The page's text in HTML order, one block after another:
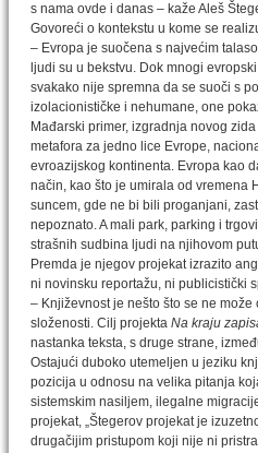
s nama ovde i danas – kaže Aleš
Govoreći o kontekstu u kome se
– Evropa je suočena s najvećim
ljudi su u bekstvu. Dok mnogi
svakako nije spremna da se suoči s
izolacionističke i nehumane, one
Mađarski primer, izgradnja novog
metafora za jedno lice Evrope,
evroazijskog kontinenta. Evropa kao
način, kao što je umirala od vremena
suncem, gde ne bi bili proganjani,
nepoznato. A mali park, parking i
strašnih sudbina ljudi na njihovom
Premda je njegov projekat izrazito
ni novinsku reportažu, ni publicistički
– Književnost je nešto što se ne
složenosti. Cilj projekta Na kraju
nastanka teksta, s druge strane,
Ostajući duboko utemeljen u jeziku
pozicija u odnosu na velika pitanja
sistemskim nasiljem, ilegalne
projekat, „Štegerov projekat je
drugačijim pristupom koji nije ni